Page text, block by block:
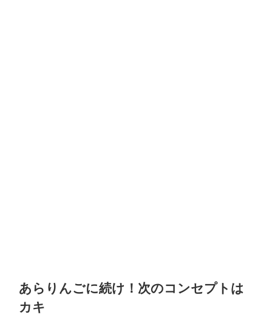
あらりんごに続け！次のコンセプトは
カキ